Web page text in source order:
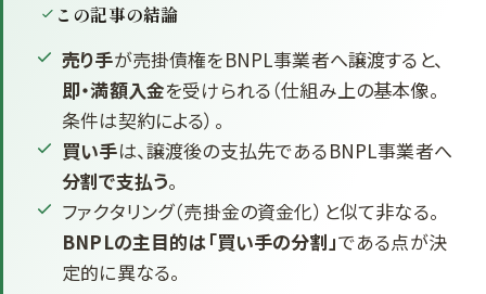
この記事の結論
売り手が売掛債権をBNPL事業者へ譲渡すると、
即・満額入金を受けられる（仕組み上の基本像。
条件は契約による）。
買い手は、譲渡後の支払先であるBNPL事業者へ
分割で支払う。
ファクタリング（売掛金の資金化）と似て非なる。
BNPLの主目的は「買い手の分割」である点が決
定的に異なる。